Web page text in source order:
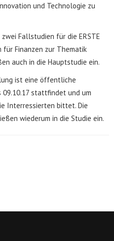
und Technologie zu
Fallstudien für die ERSTE
für Finanzen zur Thematik
auch in die Hauptstudie ein.
ist eine öffentliche
09.10.17 stattfindet und um
Interressierten bittet. Die
wiederum in die Studie ein.